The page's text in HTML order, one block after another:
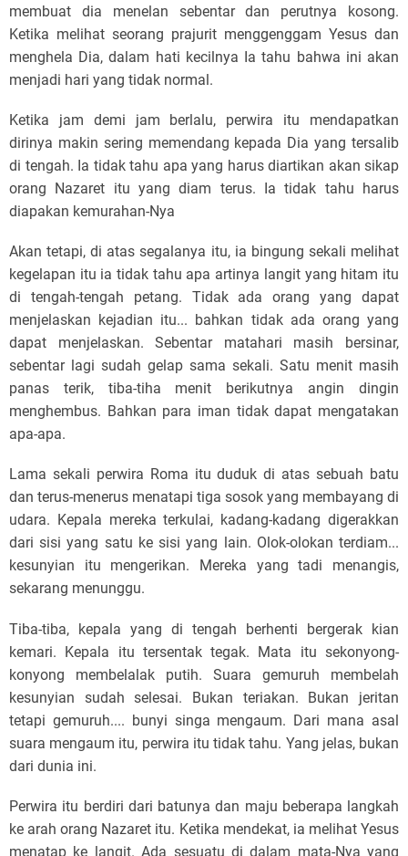
membuat dia menelan sebentar dan perutnya kosong.
Ketika melihat seorang prajurit menggenggam Yesus dan
menghela Dia, dalam hati kecilnya Ia tahu bahwa ini akan
menjadi hari yang tidak normal.
Ketika jam demi jam berlalu, perwira itu mendapatkan
dirinya makin sering memendang kepada Dia yang tersalib
di tengah. Ia tidak tahu apa yang harus diartikan akan sikap
orang Nazaret itu yang diam terus. Ia tidak tahu harus
diapakan kemurahan-Nya
Akan tetapi, di atas segalanya itu, ia bingung sekali melihat
kegelapan itu ia tidak tahu apa artinya langit yang hitam itu
di tengah-tengah petang. Tidak ada orang yang dapat
menjelaskan kejadian itu... bahkan tidak ada orang yang
dapat menjelaskan. Sebentar matahari masih bersinar,
sebentar lagi sudah gelap sama sekali. Satu menit masih
panas terik, tiba-tiha menit berikutnya angin dingin
menghembus. Bahkan para iman tidak dapat mengatakan
apa-apa.
Lama sekali perwira Roma itu duduk di atas sebuah batu
dan terus-menerus menatapi tiga sosok yang membayang di
udara. Kepala mereka terkulai, kadang-kadang digerakkan
dari sisi yang satu ke sisi yang lain. Olok-olokan terdiam...
kesunyian itu mengerikan. Mereka yang tadi menangis,
sekarang menunggu.
Tiba-tiba, kepala yang di tengah berhenti bergerak kian
kemari. Kepala itu tersentak tegak. Mata itu sekonyong-
konyong membelalak putih. Suara gemuruh membelah
kesunyian sudah selesai. Bukan teriakan. Bukan jeritan
tetapi gemuruh.... bunyi singa mengaum. Dari mana asal
suara mengaum itu, perwira itu tidak tahu. Yang jelas, bukan
dari dunia ini.
Perwira itu berdiri dari batunya dan maju beberapa langkah
ke arah orang Nazaret itu. Ketika mendekat, ia melihat Yesus
menatap ke langit. Ada sesuatu di dalam mata-Nya yang